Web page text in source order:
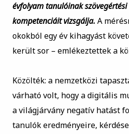
évfolyam tanulóinak
kompetenciáit vizsgálja. A
okokból egy év kihagyást
került sor – emlékeztettek a
Közölték: a nemzetközi
várható volt, hogy a digitális
a világjárvány negatív hatást
tanulók eredményeire,